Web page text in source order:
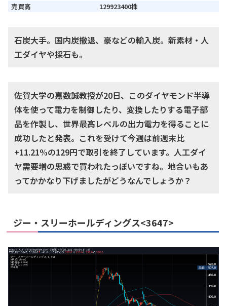
売買高
129923400株
石炭大手。国内炭撤退、豪などの輸入炭。新素材・人
工ダイヤや採石も。
佐賀大学の嘉数誠教授が20日、このダイヤモンド半導
体を使って電力を制御したり、変換したりする電子部
品を作製し、世界最高レベルの出力電力を得ることに
成功したと発表。これを受けて今週は前週末比
+11.21%の129円で取引を終了しています。人工ダイ
ヤ需要増の思惑で買われたっぽいですね。地合いもあ
ってかかなり下げましたがどうなんでしょうか？
ジー・スリーホールディングス<3647>